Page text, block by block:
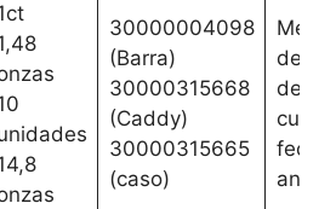
30000004098
(Barra)
30000315668
(Caddy)
30000315665
(caso)
del 2
de
fecha